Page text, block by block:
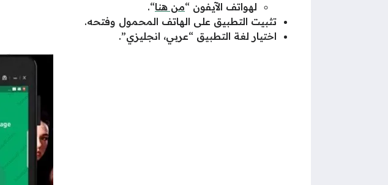
لهواتف الآيفون “من هنا“.
تثبيت التطبيق على الهاتف المحمول وفتحه.
اختيار لغة التطبيق “عربي، انجليزي”.